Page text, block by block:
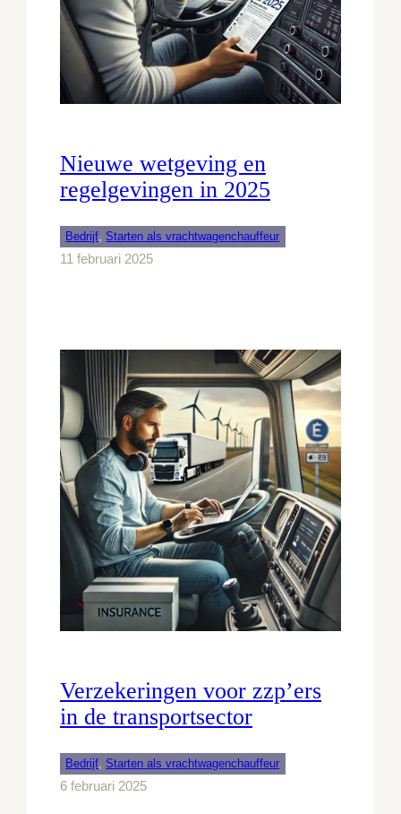
Nieuwe wetgeving en
regelgevingen in 2025
Bedrijf, Starten als vrachtwagenchauffeur
11 februari 2025
Verzekeringen voor zzp’ers
in de transportsector
Bedrijf, Starten als vrachtwagenchauffeur
6 februari 2025